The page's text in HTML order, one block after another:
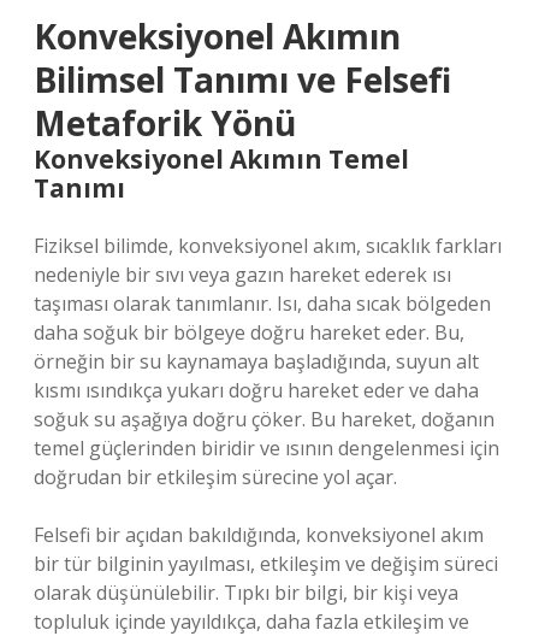
Konveksiyonel Akımın
Bilimsel Tanımı ve Felsefi
Metaforik Yönü
Konveksiyonel Akımın Temel
Tanımı
Fiziksel bilimde, konveksiyonel akım, sıcaklık farkları
nedeniyle bir sıvı veya gazın hareket ederek ısı
taşıması olarak tanımlanır. Isı, daha sıcak bölgeden
daha soğuk bir bölgeye doğru hareket eder. Bu,
örneğin bir su kaynamaya başladığında, suyun alt
kısmı ısındıkça yukarı doğru hareket eder ve daha
soğuk su aşağıya doğru çöker. Bu hareket, doğanın
temel güçlerinden biridir ve ısının dengelenmesi için
doğrudan bir etkileşim sürecine yol açar.
Felsefi bir açıdan bakıldığında, konveksiyonel akım
bir tür bilginin yayılması, etkileşim ve değişim süreci
olarak düşünülebilir. Tıpkı bir bilgi, bir kişi veya
topluluk içinde yayıldıkça, daha fazla etkileşim ve